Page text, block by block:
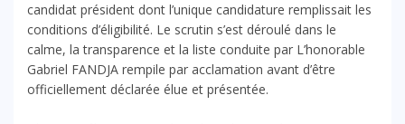
candidat président dont l’unique candidature remplissait les
conditions d’éligibilité. Le scrutin s’est déroulé dans le
calme, la transparence et la liste conduite par L’honorable
Gabriel FANDJA rempile par acclamation avant d’être
officiellement déclarée élue et présentée.